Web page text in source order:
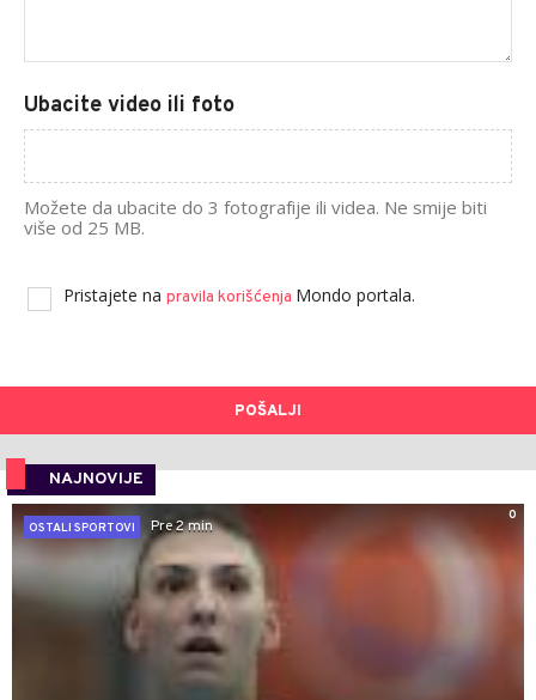
Ubacite video ili foto
Možete da ubacite do 3 fotografije ili videa. Ne smije biti
više od 25 MB.
Pristajete na pravila korišćenja Mondo portala.
POŠALJI
NAJNOVIJE
0
OSTALI SPORTOVI
Pre 2 min